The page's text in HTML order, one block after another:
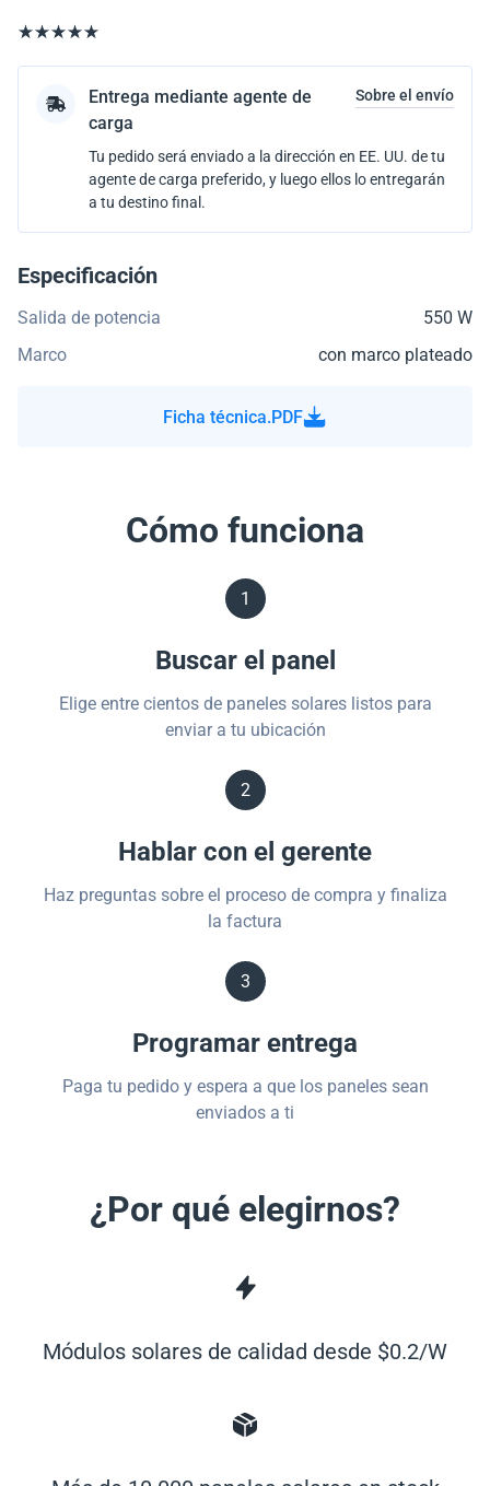
Entrega mediante agente de
carga
Sobre el envío
Tu pedido será enviado a la dirección en EE. UU. de tu
agente de carga preferido, y luego ellos lo entregarán
a tu destino final.
Especificación
Salida de potencia
550 W
Marco
con marco plateado
Ficha técnica.PDF
Cómo funciona
1
Buscar el panel
Elige entre cientos de paneles solares listos para
enviar a tu ubicación
2
Hablar con el gerente
Haz preguntas sobre el proceso de compra y finaliza
la factura
3
Programar entrega
Paga tu pedido y espera a que los paneles sean
enviados a ti
¿Por qué elegirnos?
Módulos solares de calidad desde $0.2/W